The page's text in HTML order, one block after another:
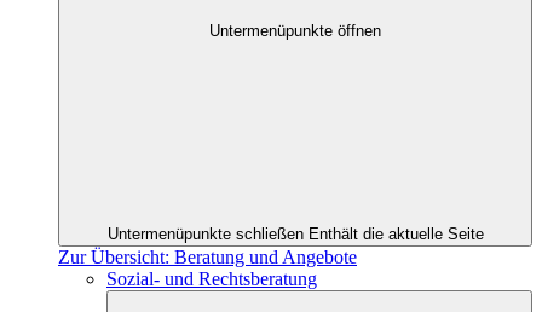
Untermenüpunkte öffnen
Untermenüpunkte schließen Enthält die aktuelle Seite
Zur Übersicht: Beratung und Angebote
Sozial- und Rechtsberatung